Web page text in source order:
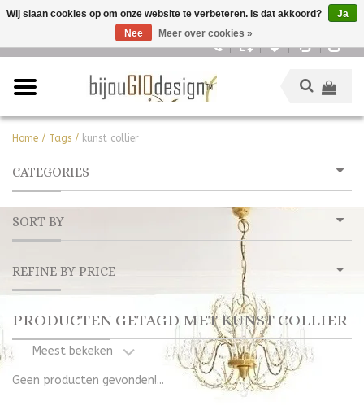
Home / Tags / kunst collier
CATEGORIES
SORT BY
REFINE BY PRICE
PRODUCTEN GETAGD MET KUNST COLLIER
Meest bekeken
Geen producten gevonden!...
Wij slaan cookies op om onze website te verbeteren. Is dat akkoord?
Ja
Nee
Meer over cookies »